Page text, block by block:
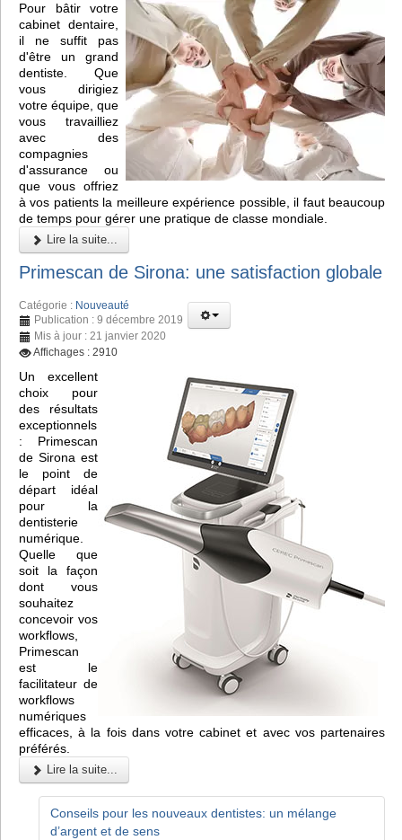
Pour bâtir votre
cabinet dentaire,
il ne suffit pas
d'être un grand
dentiste. Que
vous dirigiez
votre équipe, que
vous travailliez
avec des
compagnies
d'assurance ou
que vous offriez
à vos patients la meilleure expérience possible, il faut beaucoup
de temps pour gérer une pratique de classe mondiale.
Lire la suite...
Primescan de Sirona: une satisfaction globale
Catégorie : Nouveauté
Publication : 9 décembre 2019
Mis à jour : 21 janvier 2020
Affichages : 2910
Un excellent
choix pour
des résultats
exceptionnels
: Primescan
de Sirona est
le point de
départ idéal
pour la
dentisterie
numérique.
Quelle que
soit la façon
dont vous
souhaitez
concevoir vos
workflows,
Primescan
est le
facilitateur de
workflows
numériques
efficaces, à la fois dans votre cabinet et avec vos partenaires
préférés.
Lire la suite...
Conseils pour les nouveaux dentistes: un mélange
d’argent et de sens